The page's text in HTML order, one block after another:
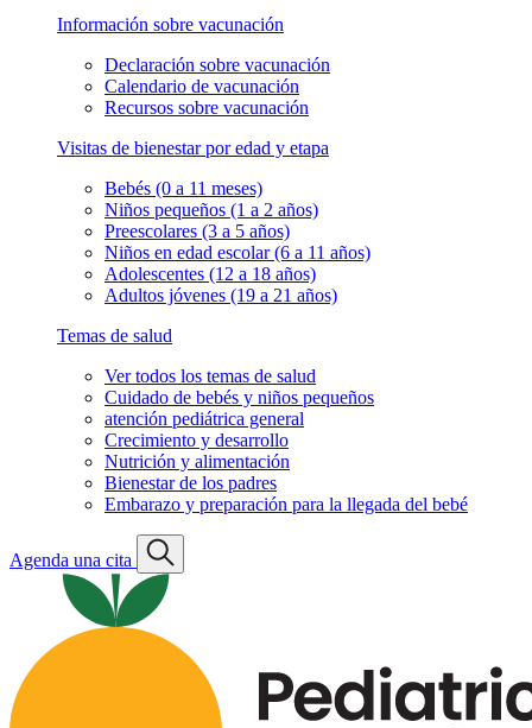
Información sobre vacunación
Declaración sobre vacunación
Calendario de vacunación
Recursos sobre vacunación
Visitas de bienestar por edad y etapa
Bebés (0 a 11 meses)
Niños pequeños (1 a 2 años)
Preescolares (3 a 5 años)
Niños en edad escolar (6 a 11 años)
Adolescentes (12 a 18 años)
Adultos jóvenes (19 a 21 años)
Temas de salud
Ver todos los temas de salud
Cuidado de bebés y niños pequeños
atención pediátrica general
Crecimiento y desarrollo
Nutrición y alimentación
Bienestar de los padres
Embarazo y preparación para la llegada del bebé
Agenda una cita